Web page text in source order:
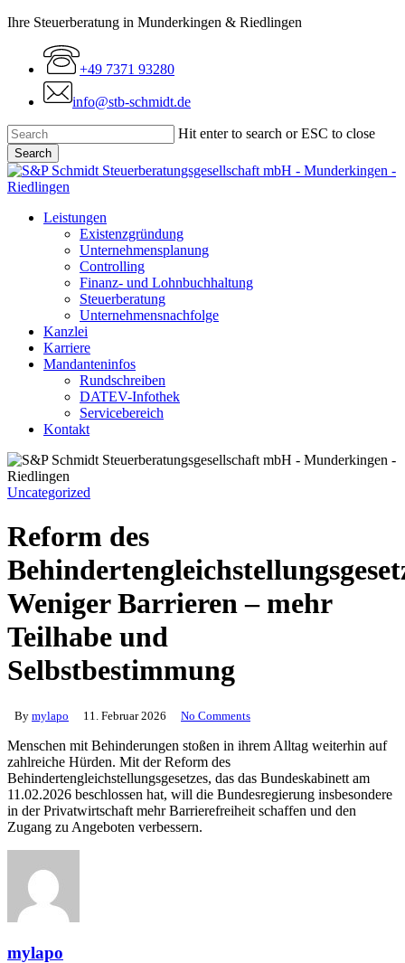
Skip
content
Ihre Steuerberatung in Munderkingen & Riedlingen
+49 7371 93280
info@stb-schmidt.de
Hit enter to search or ESC to close
Search
Close
Search
Menu
Leistungen
Existenzgründung
Unternehmensplanung
Controlling
Finanz- und Lohnbuchhaltung
Steuerberatung
Unternehmensnachfolge
Kanzlei
Karriere
Mandanteninfos
Rundschreiben
DATEV-Infothek
Servicebereich
Kontakt
Uncategorized
Reform des
Weniger Barrieren – mehr
Teilhabe und
Selbstbestimmung
By mylapo 11. Februar 2026 No Comments
Menschen mit Behinderungen stoßen in ihrem Alltag weiterhin auf
zahlreiche Hürden. Mit der Reform des
Behindertengleichstellungsgesetzes, das das Bundeskabinett am
11.02.2026 beschlossen hat, will die Bundesregierung insbesondere
in der Privatwirtschaft mehr Barrierefreiheit schaffen und den
Zugang zu Angeboten verbessern.
mylapo